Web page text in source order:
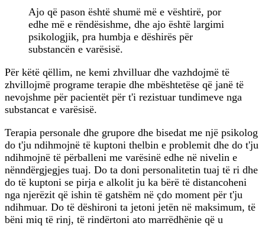
Ajo që pason është shumë më e vështirë, por
edhe më e rëndësishme, dhe ajo është largimi
psikologjik, pra humbja e dëshirës për
substancën e varësisë.
Për këtë qëllim, ne kemi zhvilluar dhe vazhdojmë të
zhvillojmë programe terapie dhe mbështetëse që janë të
nevojshme për pacientët për t'i rezistuar tundimeve nga
substancat e varësisë.
Terapia personale dhe grupore dhe bisedat me një psikolog
do t'ju ndihmojnë të kuptoni thelbin e problemit dhe do t'ju
ndihmojnë të përballeni me varësinë edhe në nivelin e
nënndërgjegjes tuaj. Do ta doni personalitetin tuaj të ri dhe
do të kuptoni se pirja e alkolit ju ka bërë të distancoheni
nga njerëzit që ishin të gatshëm në çdo moment për t'ju
ndihmuar. Do të dëshironi ta jetoni jetën në maksimum, të
bëni miq të rinj, të rindërtoni ato marrëdhënie që u